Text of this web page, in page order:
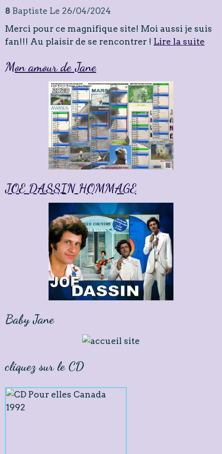
8 Baptiste Le 26/04/2024
Merci pour ce magnifique site! Moi aussi je suis
fan!!! Au plaisir de se rencontrer ! Lire la suite
Mon amour de Jane
JOE DASSIN HOMMAGE
Baby Jane
cliquez sur le CD